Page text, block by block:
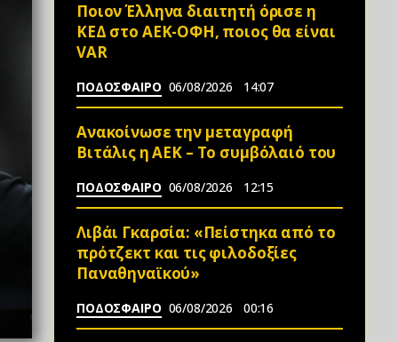
Ποιον Έλληνα διαιτητή όρισε η
ΚΕΔ στο ΑΕΚ-ΟΦΗ, ποιος θα είναι
VAR
ΠΟΔΟΣΦΑΙΡΟ 06/08/2026 14:07
Ανακοίνωσε την μεταγραφή
Βιτάλις η ΑΕΚ – Το συμβόλαιό του
ΠΟΔΟΣΦΑΙΡΟ 06/08/2026 12:15
Λιβάι Γκαρσία: «Πείστηκα από το
πρότζεκτ και τις φιλοδοξίες
Παναθηναϊκού»
ΠΟΔΟΣΦΑΙΡΟ 06/08/2026 00:16